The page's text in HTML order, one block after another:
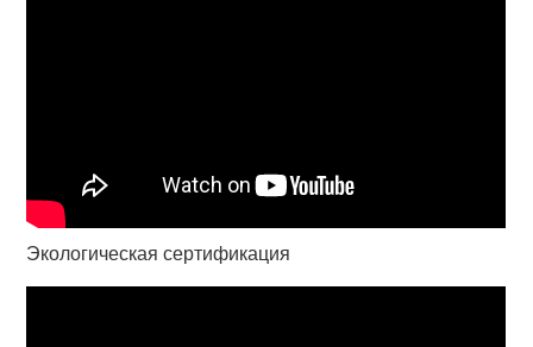
Экологическая сертификация